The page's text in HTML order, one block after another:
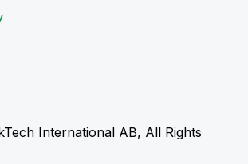
International AB, All Rights